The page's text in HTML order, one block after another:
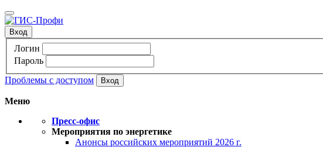
Вход
Логин
Пароль
Проблемы с доступом
Меню
Пресс-офис
Мероприятия по энергетике
Анонсы российских мероприятий 2026 г.